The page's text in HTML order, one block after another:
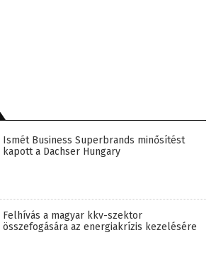
Ismét Business Superbrands minősítést
kapott a Dachser Hungary
Felhívás a magyar kkv-szektor
összefogására az energiakrízis kezelésére